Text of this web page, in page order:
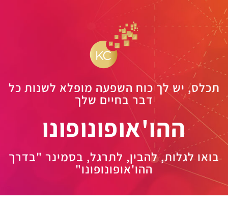
תכלס, יש לך כוח השפעה מופלא לשנות כל
דבר בחיים שלך
ההו'אופונופונו
בואו לגלות, להבין, לתרגל, בסמינר "בדרך
ההו'אופונופונו"